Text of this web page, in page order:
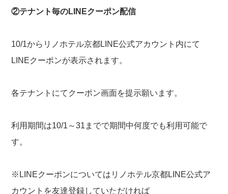
②テナント毎のLINEクーポン配信
10/1からリノホテル京都LINE公式アカウント内にて
LINEクーポンが表示されます。
各テナントにてクーポン画面を提示願います。
利用期間は10/1～31までで期間中何度でも利用可能で
す。
※LINEクーポンについてはリノホテル京都LINE公式ア
カウントを友達登録していただければ